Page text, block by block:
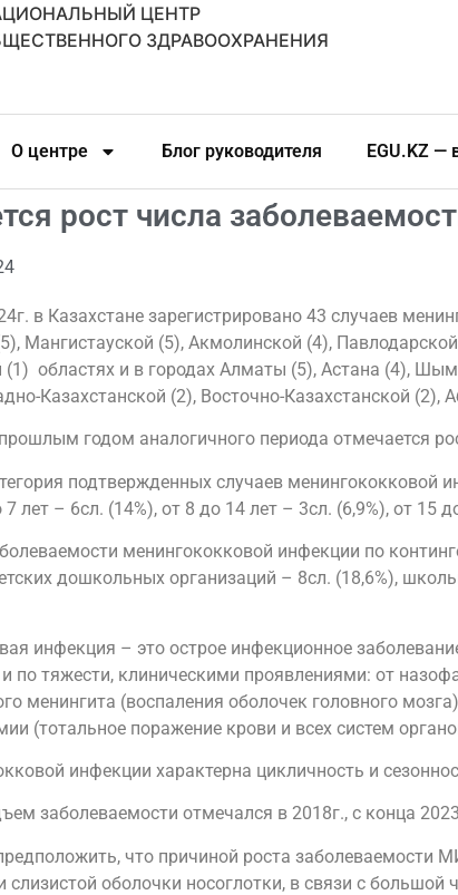
ЦЕНТР
ЗДРАВООХРАНЕНИЯ
О центре Блог руководителя EGU.KZ —
рост числа
в Казахстане зарегистрировано 43 случаев
Мангистауской (5), Акмолинской (4),
(1) областях и в городах Алматы (5), Астана (4),
Казахстанской (2), Восточно-Казахстанской (2),
годом аналогичного периода отмечается
подтвержденных случаев менингококковой
7 лет – 6сл. (14%), от 8 до 14 лет – 3сл. (6,9%), от
менингококковой инфекции по
дошкольных организаций – 8сл. (18,6%),
инфекция – это острое инфекционное
и по тяжести, клиническими проявлениями: от
менингита (воспаления оболочек головного
(тотальное поражение крови и всех систем
инфекции характерна цикличность и
заболеваемости отмечался в 2018г., с конца
что причиной роста заболеваемости
слизистой оболочки носоглотки, в связи с